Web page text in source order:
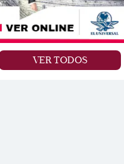
VER TODOS